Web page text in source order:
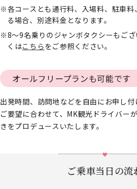
各コースとも通行料、入場料、駐車
る場合、別途料金となります。
8～9名乗りのジャンボタクシーもご
くはこちら をご参照ください。
オールフリープランも可能です
出発時間、訪問地などを自由にお申し付
ご要望に合わせて、MK観光ドライバー
きをプロデュースいたします。
ご乗車当日の流